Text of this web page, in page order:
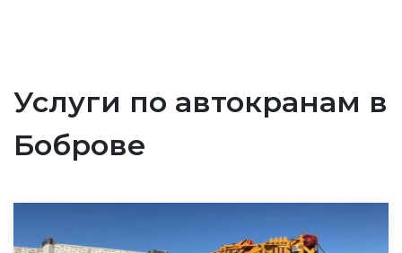
Услуги по автокранам в
Боброве